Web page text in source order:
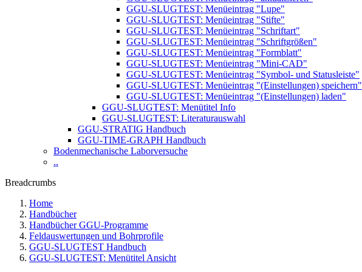
GGU-SLUGTEST: Menüeintrag "Lupe"
GGU-SLUGTEST: Menüeintrag "Stifte"
GGU-SLUGTEST: Menüeintrag "Schriftart"
GGU-SLUGTEST: Menüeintrag "Schriftgrößen"
GGU-SLUGTEST: Menüeintrag "Formblatt"
GGU-SLUGTEST: Menüeintrag "Mini-CAD"
GGU-SLUGTEST: Menüeintrag "Symbol- und Statusleiste"
GGU-SLUGTEST: Menüeintrag "(Einstellungen) speichern"
GGU-SLUGTEST: Menüeintrag "(Einstellungen) laden"
GGU-SLUGTEST: Menütitel Info
GGU-SLUGTEST: Literaturauswahl
GGU-STRATIG Handbuch
GGU-TIME-GRAPH Handbuch
Bodenmechanische Laborversuche
..
Breadcrumbs
Home
Handbücher
Handbücher GGU-Programme
Feldauswertungen und Bohrprofile
GGU-SLUGTEST Handbuch
GGU-SLUGTEST: Menütitel Ansicht